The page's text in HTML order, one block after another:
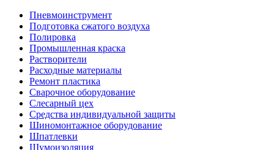
Пневмоинструмент
Подготовка сжатого воздуха
Полировка
Промышленная краска
Растворители
Расходные материалы
Ремонт пластика
Сварочное оборудование
Слесарный цех
Средства индивидуальной защиты
Шиномонтажное оборудование
Шпатлевки
Шумоизоляция